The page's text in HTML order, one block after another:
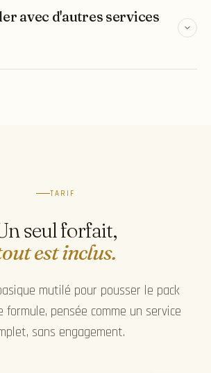
avec d'autres services
TARIF
seul forfait,
est inclus.
mutilé pour pousser le pack
formule, pensée comme un service
sans engagement.